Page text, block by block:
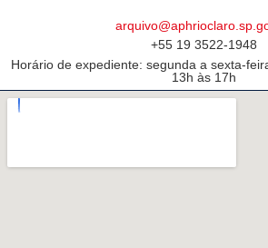
+55 19 3522-1948
Horário de expediente: segunda a sexta-
13h às 17h